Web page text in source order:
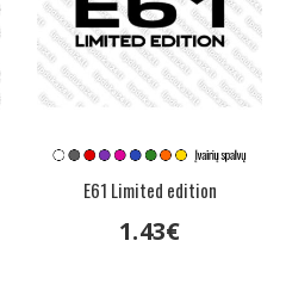
E61 Limited edition
1.43€